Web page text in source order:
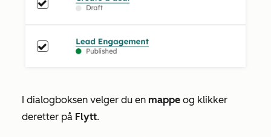
I dialogboksen velger du en mappe og klikker
deretter på Flytt.